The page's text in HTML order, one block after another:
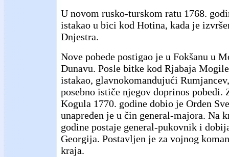
U novom rusko-turskom ratu 1768.
istakao u bici kod Hotina, kada je
Dnjestra.
Nove pobede postigao je u Fokšanu u
Dunavu. Posle bitke kod Rjabaja
istakao, glavnokomandujući
posebno ističe njegov doprinos pobedi.
Kogula 1770. godine dobio je Orden
unapređen je u čin general-majora. Na
godine postaje general-pukovnik i
Georgija. Postavljen je za vojnog
kraja.